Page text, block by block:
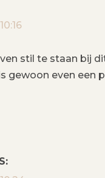
stil te staan bij
gewoon even een